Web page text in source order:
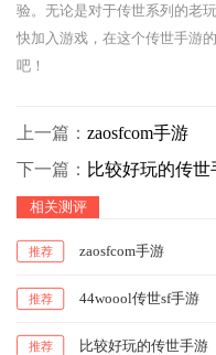
验。无论是对于传世系列的老
快加入游戏，在这个传世手游
吧！
上一篇： zaosfcom手游
下一篇： 比较好玩的传世
相关测评
推荐 zaosfcom手游
推荐 44woool传世sf手游
推荐 比较好玩的传世手游